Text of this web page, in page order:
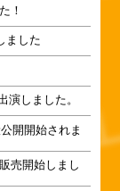
！
ました
しました。
開開始されま
売開始しまし